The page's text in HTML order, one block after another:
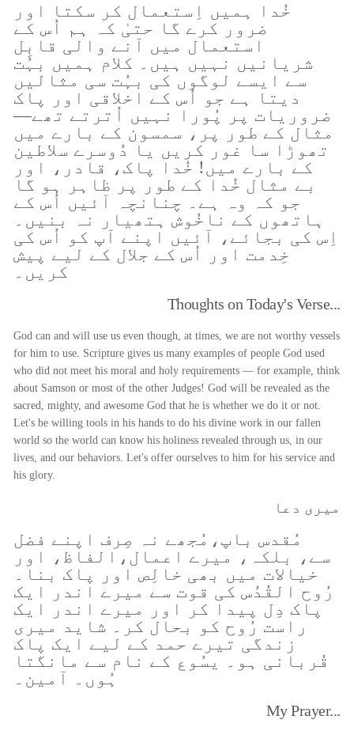
خُدا ہمیں اِستعمال کر سکتا اور
ضرور کرے گا حتیٰ کہ ہم اُس کے
استعمال میں آنے والی قابِل
شریانیں نہیں ہیں۔ کلام ہمیں بہُت
سے ایسے لوگوں کی بہُت سی مثالیں
دیتا ہے جو اُس کے اخلاقی اور پاک
ضروریات پر پُورا نہیں اُترتے تھے—
مثال کے طور پر، سمسون کے بارے میں
تھوڑا سا غور کریں یا دُوسرے سلاطین
کے بارے میں! خُدا پاک، قادر، اور
بے مثال خُدا کے طور پر ظاہر ہو گا
جو کہ وہ ہے۔ چنانچہ آئیں اُس کے
ہاتھوں کے ناخُوش ہتھیار نہ بنیں۔
اِس کی بجائے، آئیں اپنے آپ کو اُس کی
خِدمت اور اُس کے جلال کے لیے پیش
کریں۔
Thoughts on Today's Verse...
God can and will use us even though, at times, we are not worthy vessels
for him to use. Scripture gives us many examples of people God used
who did not meet his moral and holy requirements — for example, think
about Samson or most of the other Judges! God will be revealed as the
sacred, mighty, and awesome God that he is whether we do it or not.
Let's be willing tools in his hands to do his divine work in our fallen
world so the world can know his holiness revealed through us, in our
lives, and our behaviors. Let's offer ourselves to him for his service and
his glory.
میری دعا
مُقدس باپ،مُجھے نہ صِرف اپنے فضل
سے، بلکہ، میرے اعمال،الفاظ، اور
خیالات میں بھی خالِص اور پاک بنا۔
رُوح القُدُس کی قوت سے میرے اندر ایک
پاک دِل پیدا کر اور میرے اندر ایک
راست رُوح کو بحال کر۔ شاید میری
زندگی تیرے حمد کے لیے ایک پاک
قُربانی ہو۔ یسُوع کے نام سے مانگتا
ہُوں۔ آمین۔
My Prayer...